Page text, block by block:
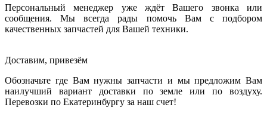
Персональный менеджер уже ждёт Вашего звонка или
сообщения. Мы всегда рады помочь Вам с подбором
качественных запчастей для Вашей техники.
Доставим, привезём
Обозначьте где Вам нужны запчасти и мы предложим Вам
наилучший вариант доставки по земле или по воздуху.
Перевозки по Екатеринбургу за наш счет!